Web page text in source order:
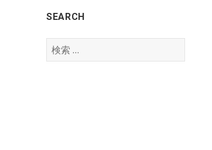
SEARCH
検
索